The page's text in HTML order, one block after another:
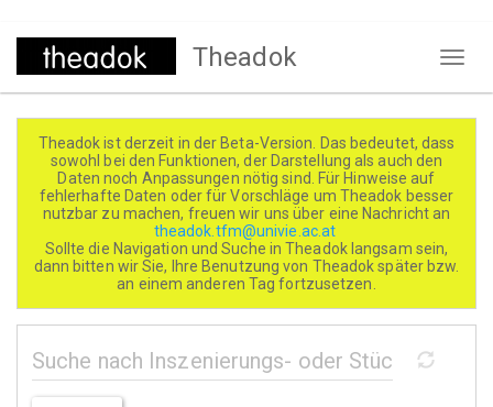
Direkt
Theadok
Theadok ist derzeit in der Beta-Version. Das bedeutet, dass
sowohl bei den Funktionen, der Darstellung als auch den
Daten noch Anpassungen nötig sind. Für Hinweise auf
fehlerhafte Daten oder für Vorschläge um Theadok besser
nutzbar zu machen, freuen wir uns über eine Nachricht an
theadok.tfm@univie.ac.at
Sollte die Navigation und Suche in Theadok langsam sein,
dann bitten wir Sie, Ihre Benutzung von Theadok später bzw.
an einem anderen Tag fortzusetzen.